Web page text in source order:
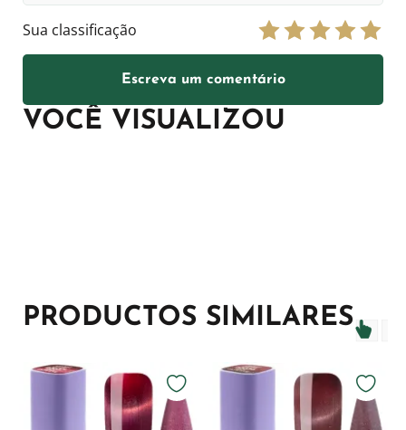
Sua classificação
Escreva um comentário
VOCÊ VISUALIZOU
PRODUCTOS SIMILARES